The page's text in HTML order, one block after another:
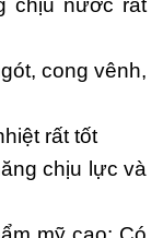
chịu nước rất
cong vênh,
rất tốt
chịu lực và